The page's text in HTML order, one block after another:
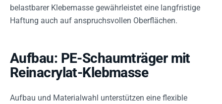
belastbarer Klebemasse gewährleistet eine langfristige
Haftung auch auf anspruchsvollen Oberflächen.
Aufbau: PE-Schaumträger mit
Reinacrylat-Klebmasse
Aufbau und Materialwahl unterstützen eine flexible